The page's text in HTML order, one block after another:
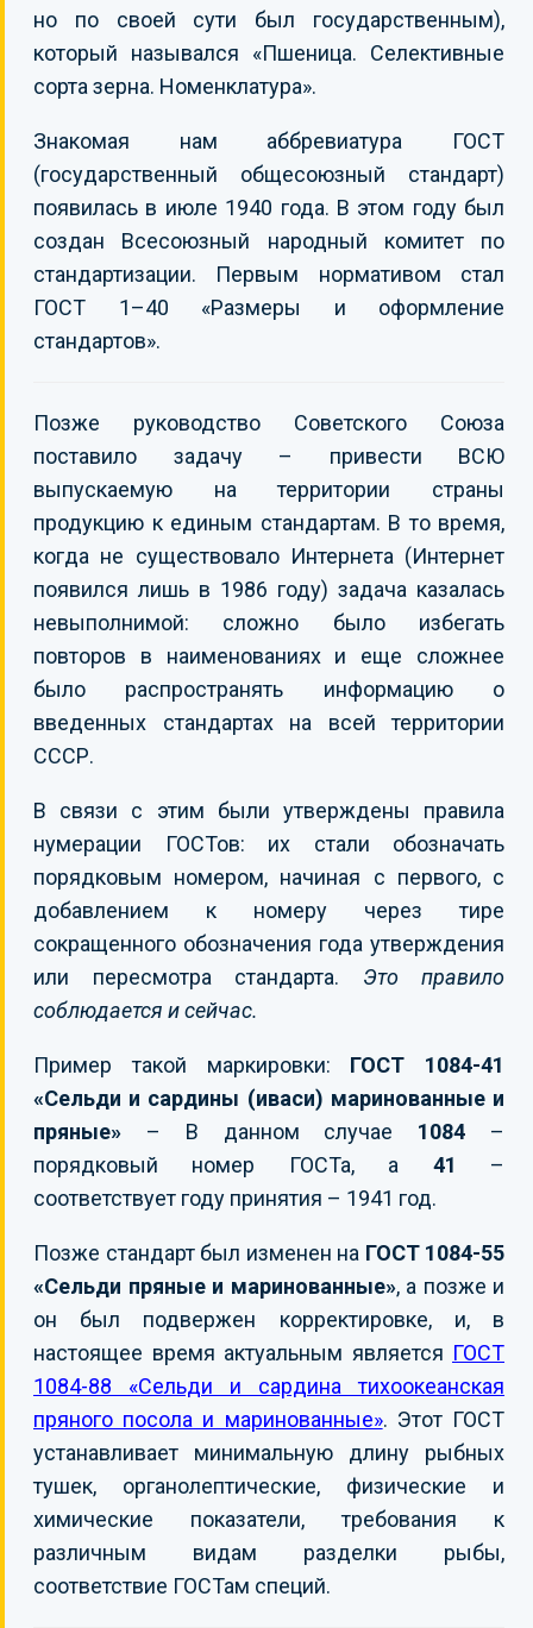
но по своей сути был государственным),
который назывался «Пшеница. Селективные
сорта зерна. Номенклатура».
Знакомая нам аббревиатура ГОСТ
(государственный общесоюзный стандарт)
появилась в июле 1940 года. В этом году был
создан Всесоюзный народный комитет по
стандартизации. Первым нормативом стал
ГОСТ 1–40 «Размеры и оформление
стандартов».
Позже руководство Советского Союза
поставило задачу – привести ВСЮ
выпускаемую на территории страны
продукцию к единым стандартам. В то время,
когда не существовало Интернета (Интернет
появился лишь в 1986 году) задача казалась
невыполнимой: сложно было избегать
повторов в наименованиях и еще сложнее
было распространять информацию о
введенных стандартах на всей территории
СССР.
В связи с этим были утверждены правила
нумерации ГОСТов: их стали обозначать
порядковым номером, начиная с первого, с
добавлением к номеру через тире
сокращенного обозначения года утверждения
или пересмотра стандарта. Это правило
соблюдается и сейчас.
Пример такой маркировки: ГОСТ 1084-41
«Сельди и сардины (иваси) маринованные и
пряные» – В данном случае 1084 –
порядковый номер ГОСТа, а 41
–
соответствует году принятия – 1941 год.
Позже стандарт был изменен на ГОСТ 1084-55
«Сельди пряные и маринованные», а позже и
он был подвержен корректировке, и, в
настоящее время актуальным является ГОСТ
1084-88 «Сельди и сардина тихоокеанская
пряного посола и маринованные». Этот ГОСТ
устанавливает минимальную длину рыбных
тушек, органолептические, физические и
химические показатели, требования к
различным видам разделки рыбы,
соответствие ГОСТам специй.